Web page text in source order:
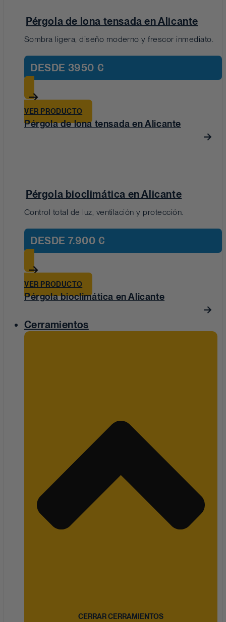
Pérgola de lona tensada en Alicante
Sombra ligera, diseño moderno y frescor inmediato.
DESDE 3950 €
VER PRODUCTO
Pérgola de lona tensada en Alicante
Pérgola bioclimática en Alicante
Control total de luz, ventilación y protección.
DESDE 7.900 €
VER PRODUCTO
Pérgola bioclimática en Alicante
Cerramientos
CERRAR CERRAMIENTOS